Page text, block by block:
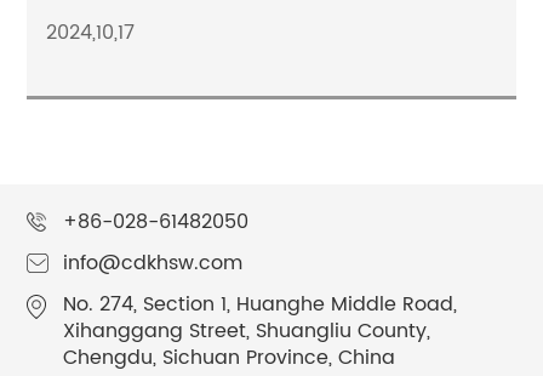
2024,10,17
+86-028-61482050
info@cdkhsw.com
No. 274, Section 1, Huanghe Middle Road,
Xihanggang Street, Shuangliu County,
Chengdu, Sichuan Province, China